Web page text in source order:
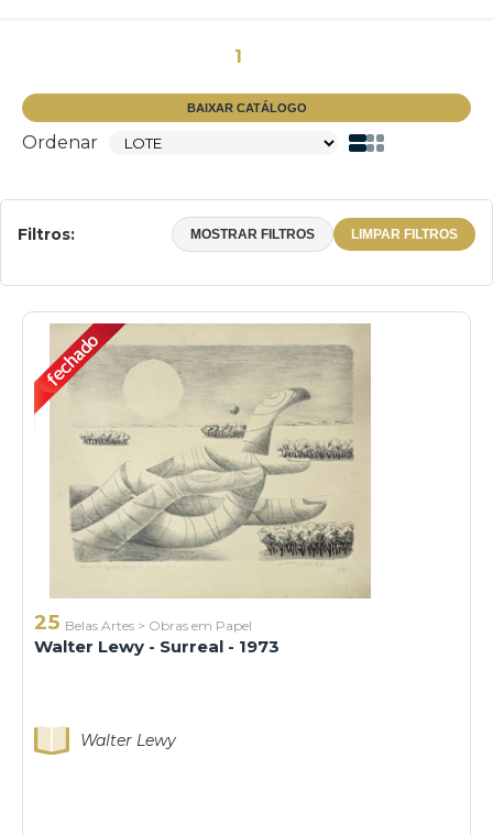
1
BAIXAR CATÁLOGO
Ordenar
Filtros: MOSTRAR FILTROS LIMPAR FILTROS
25 Belas Artes > Obras em Papel
Walter Lewy - Surreal - 1973
Walter Lewy